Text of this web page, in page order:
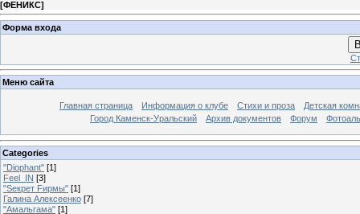
[ФЕНИКС]
Форма входа
Меню сайта
Главная страница Информация о клубе Стихи и проза
Детская
Город Каменск-Уральский
Архив документов Форум
Categories
"Diophant" [1]
Feel_IN [3]
"Sекрет Fирмы" [1]
Галина Алексеенко [7]
"Амальгама" [1]